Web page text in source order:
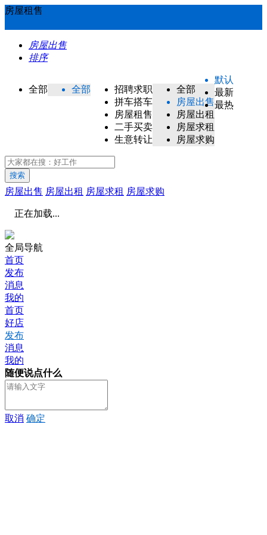
房屋租售
房屋出售
排序
全部 全部
招聘求职
拼车搭车
房屋租售
二手买卖
生意转让
全部
房屋出售
房屋出租
房屋求租
房屋求购
默认
最新
最热
搜索
房屋出售 房屋出租 房屋求租 房屋求购
正在加载...
全局导航
首页
发布
消息
我的
首页
好店
发布
消息
我的
随便说点什么
取消 确定